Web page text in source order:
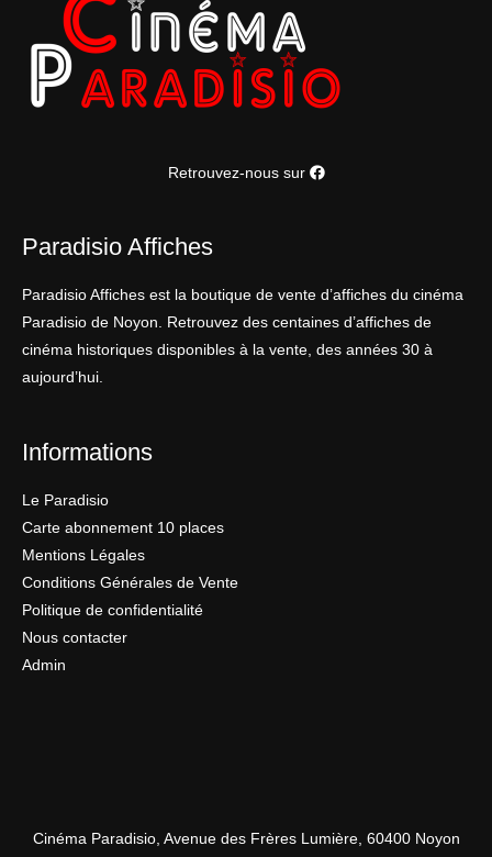
Retrouvez-nous sur
Paradisio Affiches
Paradisio Affiches est la boutique de vente d’affiches du cinéma
Paradisio de Noyon. Retrouvez des centaines d’affiches de
cinéma historiques disponibles à la vente, des années 30 à
aujourd’hui.
Informations
Le Paradisio
Carte abonnement 10 places
Mentions Légales
Conditions Générales de Vente
Politique de confidentialité
Nous contacter
Admin
Cinéma Paradisio, Avenue des Frères Lumière, 60400 Noyon